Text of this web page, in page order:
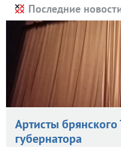
Последние
Артисты
губернатора